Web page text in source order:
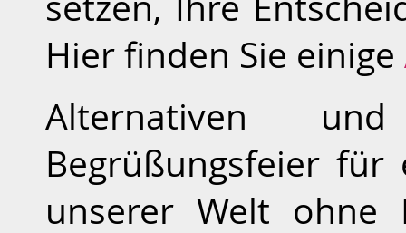
Hier finden Sie einige
Alternativen
Begrüßungsfeier
unserer Welt ohne